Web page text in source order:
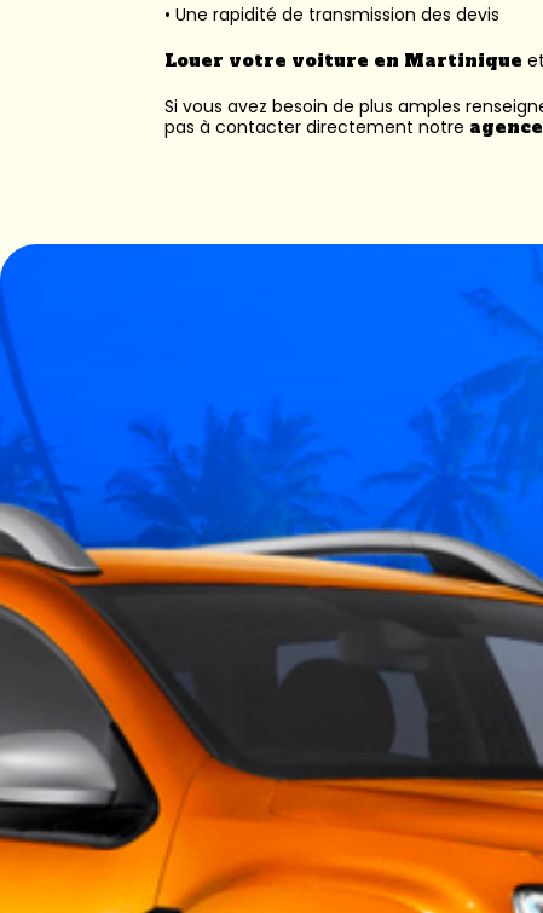
• Une rapidité de transmission des devis
Louer votre voiture en Martinique
Si vous avez besoin de plus amples
pas à contacter directement notre